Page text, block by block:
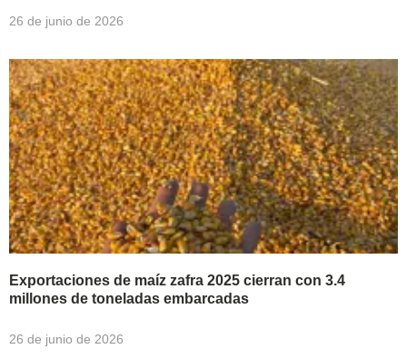
26 de junio de 2026
Exportaciones de maíz zafra 2025 cierran con 3.4
millones de toneladas embarcadas
26 de junio de 2026